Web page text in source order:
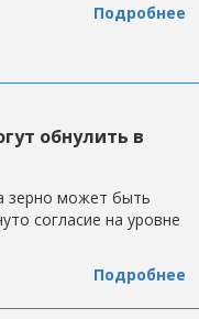
Подробнее
обнулить в
зерно может быть
согласие на уровне
Подробнее